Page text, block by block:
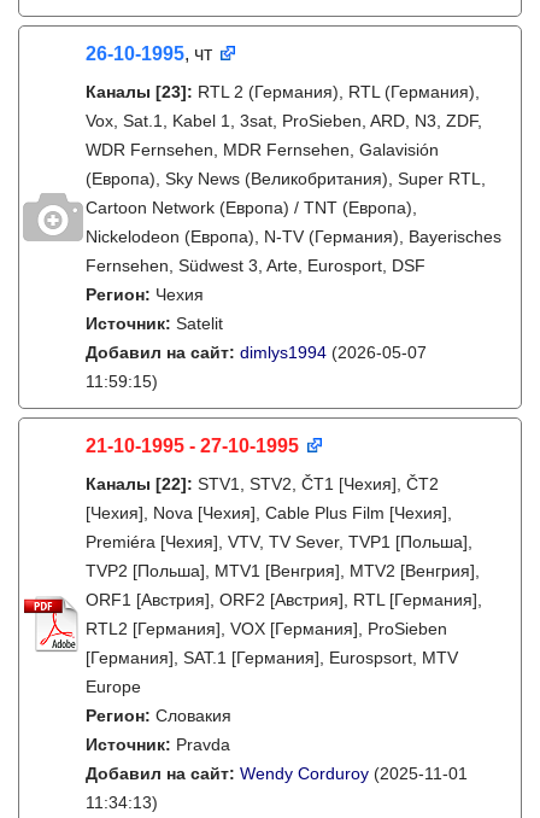
26-10-1995, чт
Каналы [23]: RTL 2 (Германия), RTL (Германия),
Vox, Sat.1, Kabel 1, 3sat, ProSieben, ARD, N3, ZDF,
WDR Fernsehen, MDR Fernsehen, Galavisión
(Европа), Sky News (Великобритания), Super RTL,
Cartoon Network (Европа) / TNT (Европа),
Nickelodeon (Европа), N-TV (Германия), Bayerisches
Fernsehen, Südwest 3, Arte, Eurosport, DSF
Регион: Чехия
Источник: Satelit
Добавил на сайт: dimlys1994 (2026-05-07
11:59:15)
21-10-1995 - 27-10-1995
Каналы [22]: STV1, STV2, ČT1 [Чехия], ČT2
[Чехия], Nova [Чехия], Cable Plus Film [Чехия],
Premiéra [Чехия], VTV, TV Sever, TVP1 [Польша],
TVP2 [Польша], MTV1 [Венгрия], MTV2 [Венгрия],
ORF1 [Австрия], ORF2 [Австрия], RTL [Германия],
RTL2 [Германия], VOX [Германия], ProSieben
[Германия], SAT.1 [Германия], Eurospsort, MTV
Europe
Регион: Словакия
Источник: Pravda
Добавил на сайт: Wendy Corduroy (2025-11-01
11:34:13)